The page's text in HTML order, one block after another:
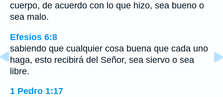
cuerpo, de acuerdo con lo que hizo, sea bueno o
sea malo.
Efesios 6:8
sabiendo que cualquier cosa buena que cada uno
haga, esto recibirá del Señor, sea siervo o sea
libre.
1 Pedro 1:17